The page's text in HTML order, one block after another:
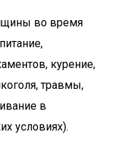
во время
курение,
травмы,
в
условиях).